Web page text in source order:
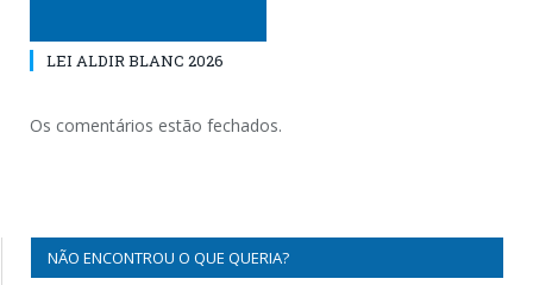
LEI ALDIR BLANC 2026
Os comentários estão fechados.
NÃO ENCONTROU O QUE QUERIA?